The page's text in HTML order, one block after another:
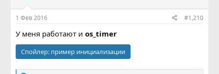
1 Фев 2016 #1,210
У меня работают иos_timer
Спойлер: пример инициализации